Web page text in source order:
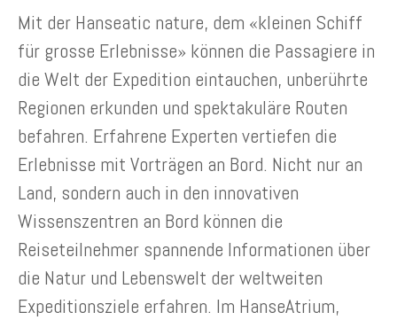
Mit der Hanseatic nature, dem «kleinen Schiff
für grosse Erlebnisse» können die Passagiere in
die Welt der Expedition eintauchen, unberührte
Regionen erkunden und spektakuläre Routen
befahren. Erfahrene Experten vertiefen die
Erlebnisse mit Vorträgen an Bord. Nicht nur an
Land, sondern auch in den innovativen
Wissenszentren an Bord können die
Reiseteilnehmer spannende Informationen über
die Natur und Lebenswelt der weltweiten
Expeditionsziele erfahren. Im HanseAtrium,